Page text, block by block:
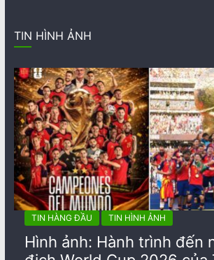
TIN HÌNH ẢNH
TIN HÀNG ĐẦU TIN HÌNH ẢNH
Hình ảnh: Hành trình đến